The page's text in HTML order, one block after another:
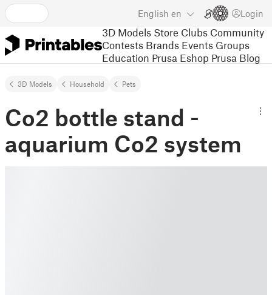
English en Login
3D Models Store Clubs Community
Contests Brands Events Groups
Education Prusa Eshop Prusa Blog
3D Models Household Pets
Co2 bottle stand -
aquarium Co2 system